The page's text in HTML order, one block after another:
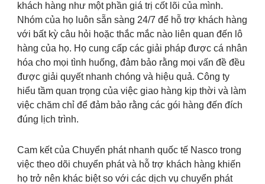
khách hàng như một phần giá trị cốt lõi của mình.
Nhóm của họ luôn sẵn sàng 24/7 để hỗ trợ khách hàng
với bất kỳ câu hỏi hoặc thắc mắc nào liên quan đến lô
hàng của họ. Họ cung cấp các giải pháp được cá nhân
hóa cho mọi tình huống, đảm bảo rằng mọi vấn đề đều
được giải quyết nhanh chóng và hiệu quả. Công ty
hiểu tầm quan trọng của việc giao hàng kịp thời và làm
việc chăm chỉ để đảm bảo rằng các gói hàng đến đích
đúng lịch trình.
Cam kết của Chuyển phát nhanh quốc tế Nasco trong
việc theo dõi chuyển phát và hỗ trợ khách hàng khiến
họ trở nên khác biệt so với các dịch vụ chuyển phát